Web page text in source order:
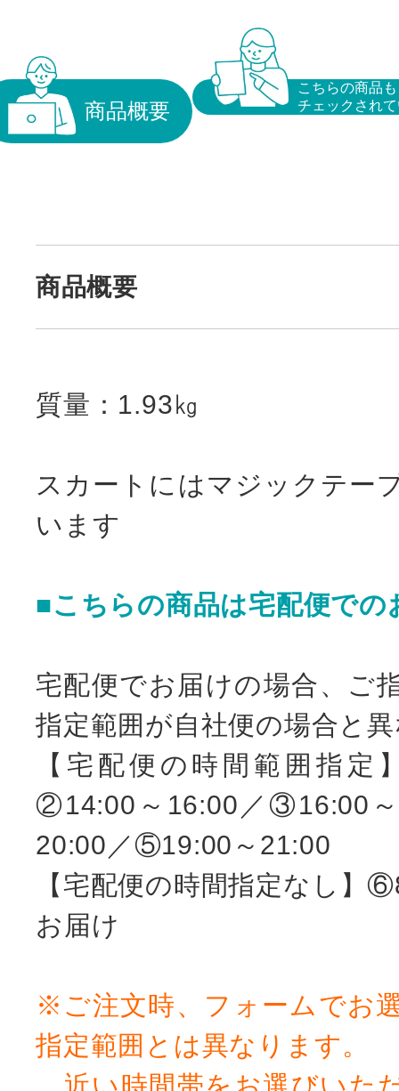
商品概要
こちらの商品も
チェックされ
商品概要
質量：1.93㎏
スカートにはマジックテー
います
■こちらの商品は宅配便で
宅配便でお届けの場合、ご
指定範囲が自社便の場合と
【宅配便の時間範囲指定
②14:00～16:00／③16:00
20:00／⑤19:00～21:00
【宅配便の時間指定なし】
お届け
※ご注文時、フォームでお
指定範囲とは異なります。